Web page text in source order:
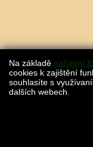
Na základě nařízení
cookies k zajištění
souhlasíte s
dalších webech.